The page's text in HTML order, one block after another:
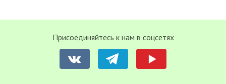
Присоединяйтесь к нам в соцсетях